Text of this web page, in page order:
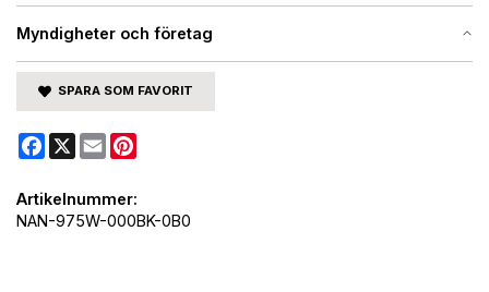
Myndigheter och företag
SPARA SOM FAVORIT
Facebook
X Email
Artikelnummer:
NAN-975W-000BK-0B0